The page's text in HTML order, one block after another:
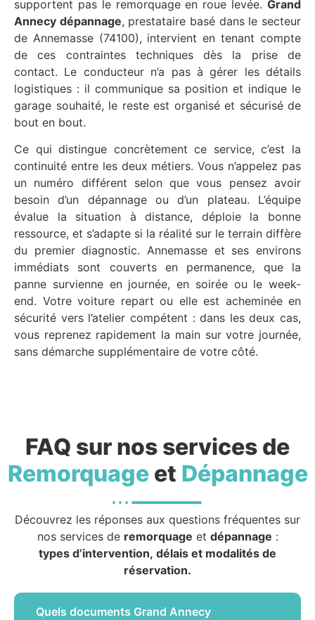
supportent pas le remorquage en roue levée. Grand
Annecy dépannage, prestataire basé dans le secteur
de Annemasse (74100), intervient en tenant compte
de ces contraintes techniques dès la prise de
contact. Le conducteur n’a pas à gérer les détails
logistiques : il communique sa position et indique le
garage souhaité, le reste est organisé et sécurisé de
bout en bout.
Ce qui distingue concrètement ce service, c’est la
continuité entre les deux métiers. Vous n’appelez pas
un numéro différent selon que vous pensez avoir
besoin d’un dépannage ou d’un plateau. L’équipe
évalue la situation à distance, déploie la bonne
ressource, et s’adapte si la réalité sur le terrain diffère
du premier diagnostic. Annemasse et ses environs
immédiats sont couverts en permanence, que la
panne survienne en journée, en soirée ou le week-
end. Votre voiture repart ou elle est acheminée en
sécurité vers l’atelier compétent : dans les deux cas,
vous reprenez rapidement la main sur votre journée,
sans démarche supplémentaire de votre côté.
FAQ sur nos services de
Remorquageet Dépannage
Découvrez les réponses aux questions fréquentes sur
nos services de remorquage et dépannage :
types d’intervention, délais et modalités de
réservation.
Quels documents Grand Annecy